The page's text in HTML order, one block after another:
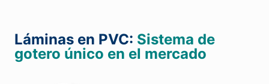
Láminas en PVC: Sistema de
gotero único en el mercado